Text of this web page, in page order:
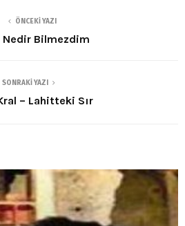
ÖNCEKI YAZI
Nedir Bilmezdim
SONRAKI YAZI
– Lahitteki Sır